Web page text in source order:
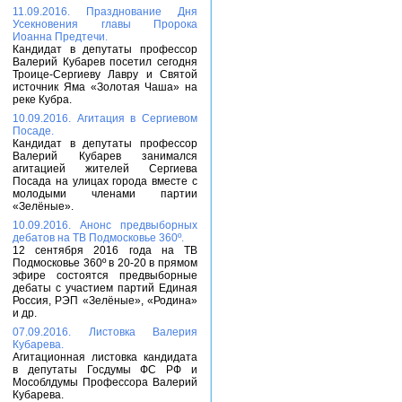
11.09.2016. Празднование Дня
Усекновения главы Пророка
Иоанна Предтечи.
Кандидат в депутаты профессор
Валерий Кубарев посетил сегодня
Троице-Сергиеву Лавру и Святой
источник Яма «Золотая Чаша» на
реке Кубра.
10.09.2016. Агитация в Сергиевом
Посаде.
Кандидат в депутаты профессор
Валерий Кубарев занимался
агитацией жителей Сергиева
Посада на улицах города вместе с
молодыми членами партии
«Зелёные».
10.09.2016. Анонс предвыборных
дебатов на ТВ Подмосковье 360º.
12 сентября 2016 года на ТВ
Подмосковье 360º в 20-20 в прямом
эфире состоятся предвыборные
дебаты с участием партий Единая
Россия, РЭП «Зелёные», «Родина»
и др.
07.09.2016. Листовка Валерия
Кубарева.
Агитационная листовка кандидата
в депутаты Госдумы ФС РФ и
Мособлдумы Профессора Валерий
Кубарева.